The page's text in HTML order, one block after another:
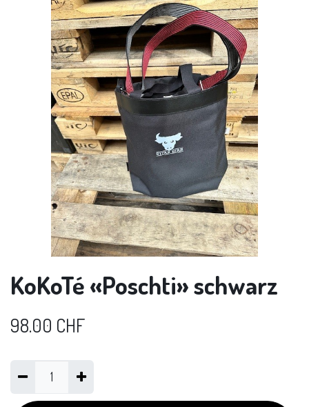
KoKoTé «Poschti» schwarz
98.00 CHF